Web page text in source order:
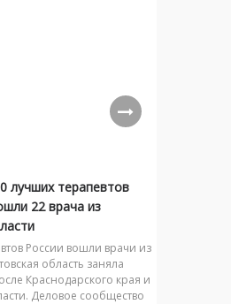
лучших терапевтов
22 врача из
России вошли врачи из
область заняла
Краснодарского края и
Деловое сообщество